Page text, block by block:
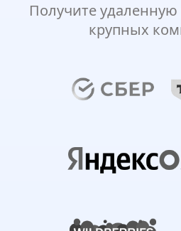
Получите
крупных